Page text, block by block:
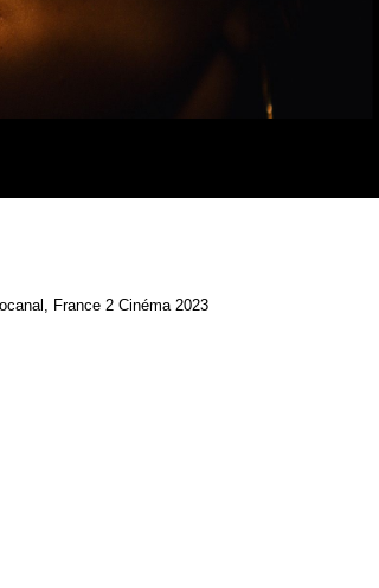
France 2 Cinéma 2023